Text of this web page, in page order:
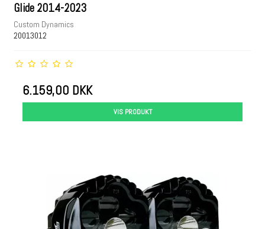
Glide 2014-2023
Custom Dynamics
20013012
6.159,00 DKK
VIS PRODUKT